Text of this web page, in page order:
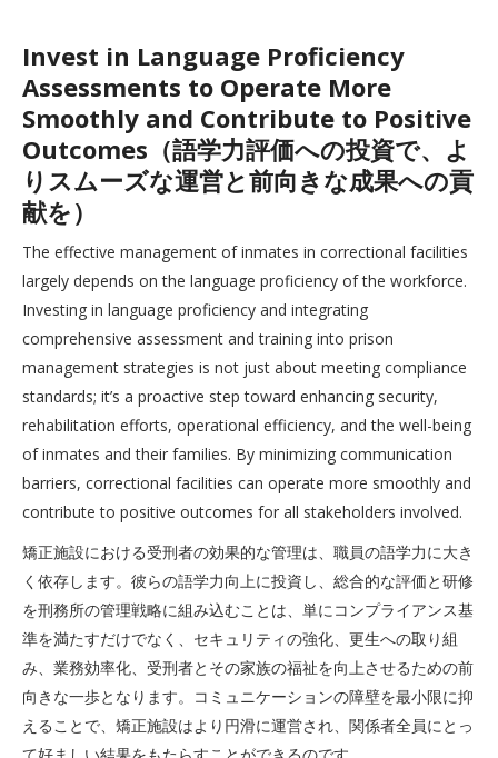
Invest in Language Proficiency
Assessments to Operate More
Smoothly and Contribute to Positive
Outcomes（語学力評価への投資で、よ
りスムーズな運営と前向きな成果への貢
献を）
The effective management of inmates in correctional facilities
largely depends on the language proficiency of the workforce.
Investing in language proficiency and integrating
comprehensive assessment and training into prison
management strategies is not just about meeting compliance
standards; it’s a proactive step toward enhancing security,
rehabilitation efforts, operational efficiency, and the well-being
of inmates and their families. By minimizing communication
barriers, correctional facilities can operate more smoothly and
contribute to positive outcomes for all stakeholders involved.
矯正施設における受刑者の効果的な管理は、職員の語学力に大き
く依存します。彼らの語学力向上に投資し、総合的な評価と研修
を刑務所の管理戦略に組み込むことは、単にコンプライアンス基
準を満たすだけでなく、セキュリティの強化、更生への取り組
み、業務効率化、受刑者とその家族の福祉を向上させるための前
向きな一歩となります。コミュニケーションの障壁を最小限に抑
えることで、矯正施設はより円滑に運営され、関係者全員にとっ